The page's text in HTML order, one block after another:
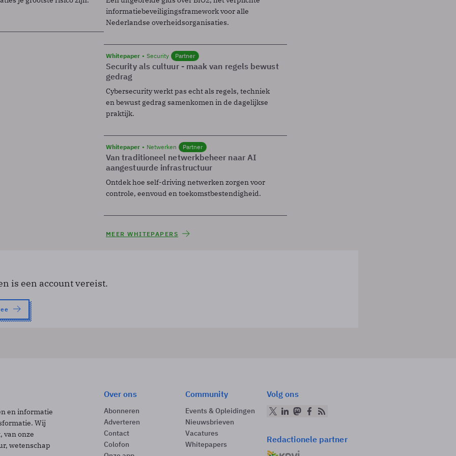
informatiebeveiligingsframework voor alle
Nederlandse overheidsorganisaties.
Whitepaper Security Partner
Security als cultuur - maak van regels bewust
gedrag
Cybersecurity werkt pas echt als regels, techniek
en bewust gedrag samenkomen in de dagelijkse
praktijk.
Whitepaper Netwerken Partner
Van traditioneel netwerkbeheer naar AI
aangestuurde infrastructuur
Ontdek hoe self-driving netwerken zorgen voor
controle, eenvoud en toekomstbestendigheid.
MEER WHITEPAPERS
is een account vereist.
en informatie
Wij
van onze
wetenschap
Over ons
Abonneren
Adverteren
Contact
Colofon
Community
Events & Opleidingen
Nieuwsbrieven
Vacatures
Whitepapers
Volg ons
Redactionele partner